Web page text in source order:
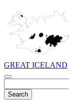
GREAT ICELAND